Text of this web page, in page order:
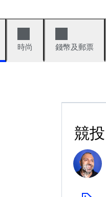
時尚 錢幣及郵票
競
專
家